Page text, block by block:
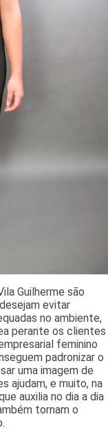
Guilherme são
evitar
no ambiente,
perante os clientes
feminino
padronizar o
uma imagem de
ajudam, e muito, na
auxilia no dia a dia
tornam o